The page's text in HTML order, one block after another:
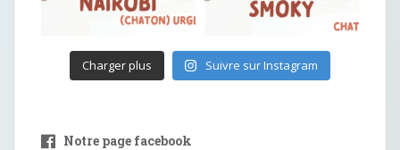
Charger plus Suivre sur Instagram
Notre page facebook